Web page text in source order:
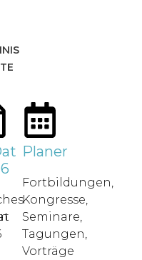
Planer
Fortbildungen,
Kongresse,
Seminare,
Tagungen,
Vorträge